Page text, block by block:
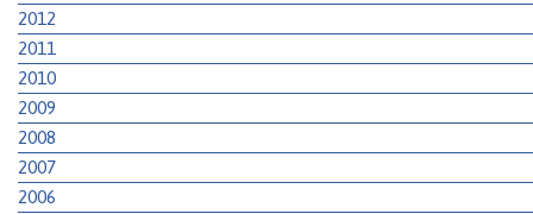
2012
2011
2010
2009
2008
2007
2006